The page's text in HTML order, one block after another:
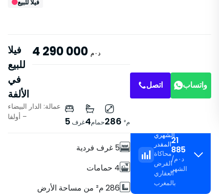
فيلا للبيع
فيلا
للبيع
في
الألفة
4 290 000 د٠م
عمالة: الدار البيضاء
– أولفا
5 غرف4حمام286 م²
اتصل واتساب
خصائص
فيلا
5 غرف فردية
4 حمامات
286 م² من مساحة الأرض
الشهري
المقدر
محاكاة
القرض
العقاري
بالمغرب
21
885
د٠م
/
الشهر